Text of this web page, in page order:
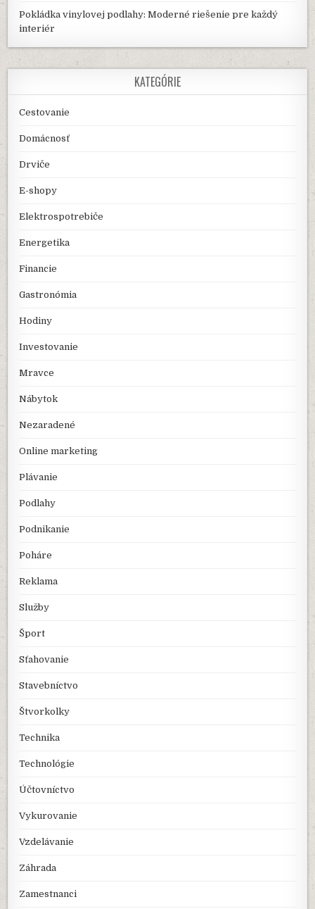
Pokládka vinylovej podlahy: Moderné riešenie pre každý
interiér
KATEGÓRIE
Cestovanie
Domácnosť
Drviče
E-shopy
Elektrospotrebiče
Energetika
Financie
Gastronómia
Hodiny
Investovanie
Mravce
Nábytok
Nezaradené
Online marketing
Plávanie
Podlahy
Podnikanie
Poháre
Reklama
Služby
Šport
Sťahovanie
Stavebníctvo
Štvorkolky
Technika
Technológie
Účtovníctvo
Vykurovanie
Vzdelávanie
Záhrada
Zamestnanci